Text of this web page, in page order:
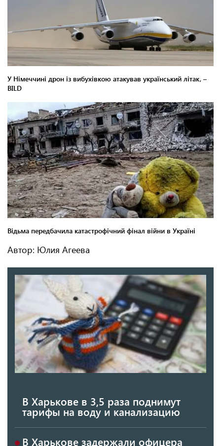
Автор: Юлия Агеева
В Харькове в 3,5 раза поднимут
тарифы на воду и канализацию
В Харькове задержали офицера